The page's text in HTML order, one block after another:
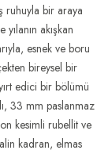
ruhuyla bir araya
akışkan
esnek ve boru
bireysel bir
edici bir bölümü
33 mm paslanmaz
kesimli rubellit ve
kadran, elmas